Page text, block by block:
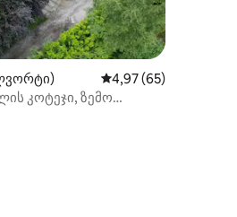
5,0, 55 მიმოხილვასაშუალო შეფასებაა
4,97 (65)
კოტეჯი, ზემო